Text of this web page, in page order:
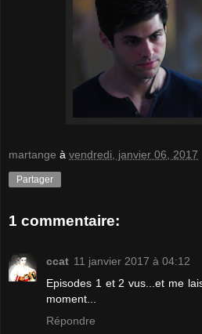
martange à vendredi, janvier 06, 2017
Partager
1 commentaire:
ccat 11 janvier 2017 à 04:12
Episodes 1 et 2 vus...et me
moment...
Répondre